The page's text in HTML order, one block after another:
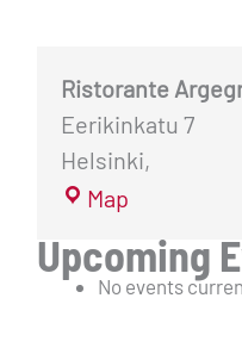
Ristorante
Eerikinkatu 7
Helsinki,
Map
Upcoming
No events